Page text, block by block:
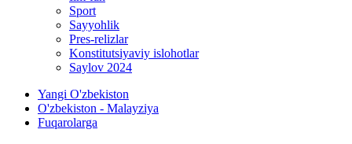
Sport
Sayyohlik
Pres-relizlar
Konstitutsiyaviy islohotlar
Saylov 2024
Yangi O'zbekiston
O'zbekiston - Malayziya
Fuqarolarga